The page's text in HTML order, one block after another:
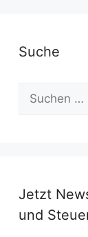
Suche
Suchen
nach:
Jetzt
und